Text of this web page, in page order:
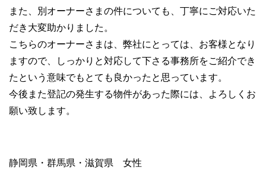
また、別オーナーさまの件についても、丁寧にご対応いた
だき大変助かりました。
こちらのオーナーさまは、弊社にとっては、お客様となり
ますので、しっかりと対応して下さる事務所をご紹介でき
たという意味でもとても良かったと思っています。
今後また登記の発生する物件があった際には、よろしくお
願い致します。
静岡県・群馬県・滋賀県 女性